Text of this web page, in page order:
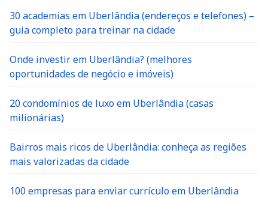
30 academias em Uberlândia (endereços e telefones) –
guia completo para treinar na cidade
Onde investir em Uberlândia? (melhores
oportunidades de negócio e imóveis)
20 condomínios de luxo em Uberlândia (casas
milionárias)
Bairros mais ricos de Uberlândia: conheça as regiões
mais valorizadas da cidade
100 empresas para enviar currículo em Uberlândia